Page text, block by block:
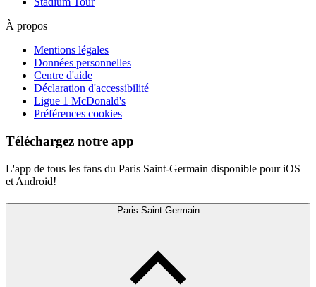
À propos
Mentions légales
Données personnelles
Centre d'aide
Déclaration d'accessibilité
Ligue 1 McDonald's
Préférences cookies
Téléchargez notre app
L'app de tous les fans du Paris Saint-Germain disponible pour iOS
et Android!
Paris Saint-Germain